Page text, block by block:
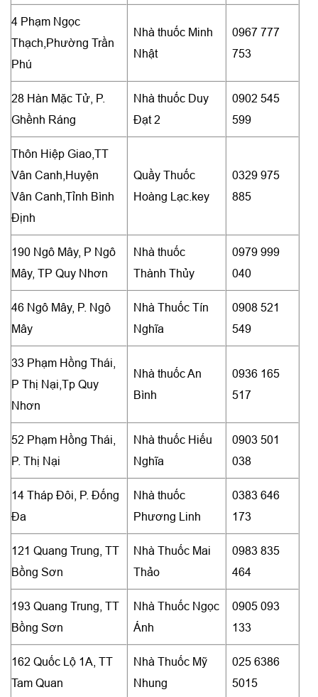
4 Phạm Ngọc
Thạch,Phường Trần
Phú
Nhà thuốc Minh
Nhật
0967 777
753
28 Hàn Mặc Tử, P.
Ghềnh Ráng
Nhà thuốc Duy
Đạt 2
0902 545
599
Thôn Hiệp Giao,TT
Vân Canh,Huyện
Vân Canh,Tỉnh Bình
Định
Quầy Thuốc
Hoàng Lạc.key
0329 975
885
190 Ngô Mây, P Ngô
Mây, TP Quy Nhơn
Nhà thuốc
Thành Thủy
0979 999
040
46 Ngô Mây, P. Ngô
Mây
Nhà Thuốc Tín
Nghĩa
0908 521
549
33 Phạm Hồng Thái,
P Thị Nại,Tp Quy
Nhơn
Nhà thuốc An
Bình
0936 165
517
52 Phạm Hồng Thái,
P. Thị Nại
Nhà thuốc Hiếu
Nghĩa
0903 501
038
14 Tháp Đôi, P. Đống
Đa
Nhà thuốc
Phương Linh
0383 646
173
121 Quang Trung, TT
Bồng Sơn
Nhà Thuốc Mai
Thảo
0983 835
464
193 Quang Trung, TT
Bồng Sơn
Nhà Thuốc Ngọc
Ánh
0905 093
133
162 Quốc Lộ 1A, TT
Tam Quan
Nhà Thuốc Mỹ
Nhung
025 6386
5015